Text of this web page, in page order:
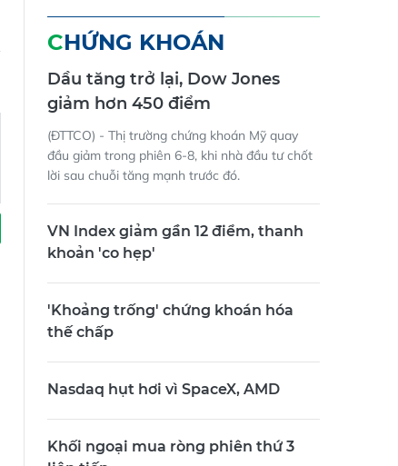
CHỨNG KHOÁN
Dầu tăng trở lại, Dow Jones
giảm hơn 450 điểm
(ĐTTCO) - Thị trường chứng khoán Mỹ quay
đầu giảm trong phiên 6-8, khi nhà đầu tư chốt
lời sau chuỗi tăng mạnh trước đó.
VN Index giảm gần 12 điểm, thanh
khoản 'co hẹp'
'Khoảng trống' chứng khoán hóa
thế chấp
Nasdaq hụt hơi vì SpaceX, AMD
Khối ngoại mua ròng phiên thứ 3